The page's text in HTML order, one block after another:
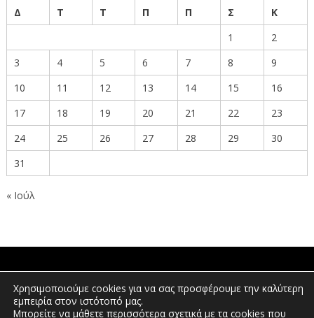
Δ
Τ Τ Π Π Σ
Κ
1
2
3
4 5 6 7 8
9
10
11 12 13 14 15
16
17
18 19 20 21 22
23
24
25 26 27 28 29
30
31
« Ιούλ
ΠΟΛΙΤΕΣ
Χρησιμοποιούμε cookies για να σας προσφέρουμε την καλύτερη
εμπειρία στον ιστότοπό μας.
Μπορείτε να μάθετε περισσότερα σχετικά με τα cookies που